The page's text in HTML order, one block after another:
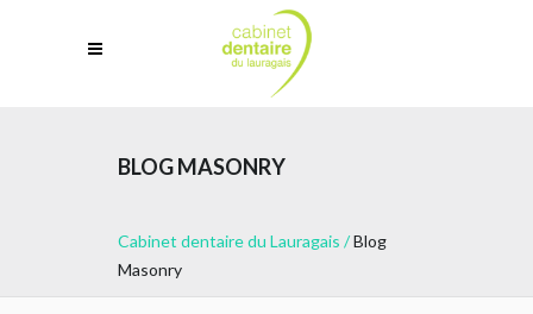
BLOG MASONRY
Cabinet dentaire du Lauragais /Blog
Masonry